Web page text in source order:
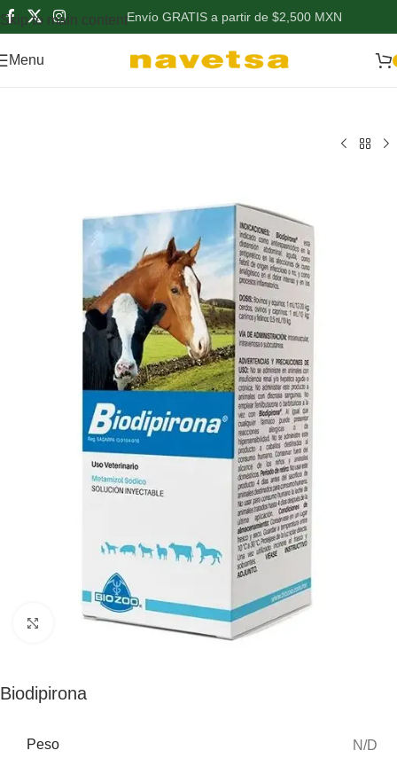
Skip to main contentEnvío GRATIS a partir de $2,500 MXN
Menu
Click to enlarge
Biodipirona
Peso N/D